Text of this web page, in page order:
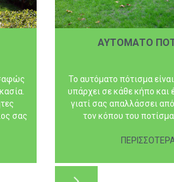
σας
ΑΥΤΟΜΑΤΟ
Το αυτόματο πότισμα
υπάρχει σε κάθε κήπο και
γιατί σας απαλλάσσει
τον κόπου του
ξένοιαστοι, ενώ θα